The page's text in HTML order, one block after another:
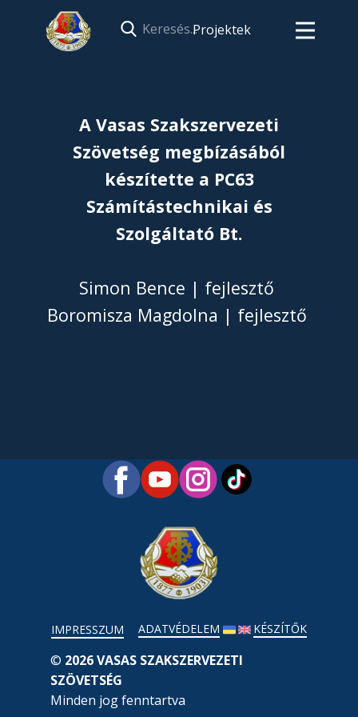
Projektek
A Vasas Szakszervezeti
Szövetség megbízásából
készítette a PC63
Számítástechnikai és
Szolgáltató Bt.
Simon Bence | fejlesztő
Boromisza Magdolna | fejlesztő
IMPRESSZUM ADATVÉDELEM KÉSZÍTŐK
© 2026 VASAS SZAKSZERVEZETI
SZÖVETSÉG
Minden jog fenntartva